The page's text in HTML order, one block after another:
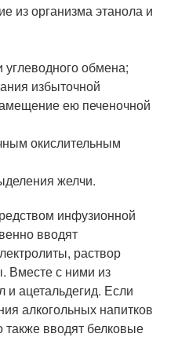
из организма этанола и
обмена;
избыточной
ею печеночной
окислительным
желчи.
инфузионной
вводят
раствор
Вместе с ними из
и ацетальдегид. Если
алкогольных напитков
вводят белковые